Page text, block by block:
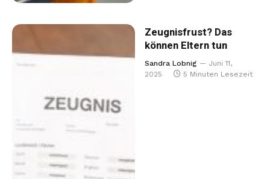
Zeugnisfrust? Das
können Eltern tun
Sandra Lobnig
Juni 11,
2025
5 Minuten Lesezeit